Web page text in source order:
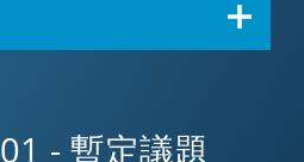
- 暫定議題